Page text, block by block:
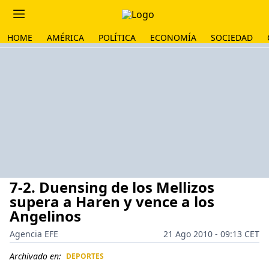
HOME AMÉRICA POLÍTICA ECONOMÍA SOCIEDAD
7-2. Duensing de los Mellizos
supera a Haren y vence a los
Angelinos
Agencia EFE
21 Ago 2010 - 09:13 CET
Archivado en: DEPORTES